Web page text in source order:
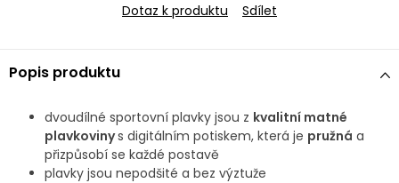
Dotaz k produktu Sdílet
Popis produktu
dvoudílné sportovní plavky jsou z kvalitní matné
plavkovinys digitálním potiskem, která je pružná a
přizpůsobí se každé postavě
plavky jsou nepodšité a bez výztuže